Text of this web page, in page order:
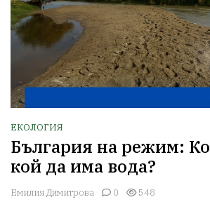
ЕКОЛОГИЯ
България на режим:
кой да има вода?
Емилия Димитрова 0 548